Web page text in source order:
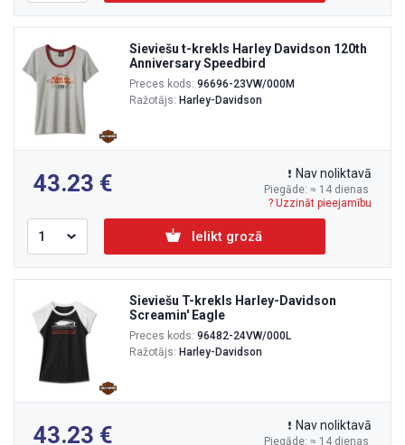
Sieviešu t-krekls Harley Davidson 120th
Anniversary Speedbird
Preces kods: 96696-23VW/000M
Ražotājs: Harley-Davidson
43.23 Piegāde: ≈ 14 dienas
Nav noliktavā
? Uzzināt pieejamību
Ielikt grozā
Sieviešu T-krekls Harley-Davidson
Screamin' Eagle
Preces kods: 96482-24VW/000L
Ražotājs: Harley-Davidson
43.23 Piegāde: ≈ 14 dienas
Nav noliktavā